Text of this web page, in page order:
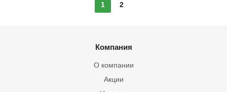
1 2
Компания
О компании
Акции